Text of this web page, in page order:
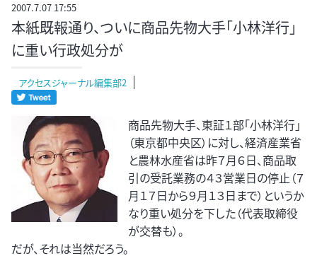
2007.7.07 17:55
本紙既報通り、ついに商品先物大手「小林洋行」
に重い行政処分が
アクセスジャーナル編集部2
商品先物大手、東証１部「小林洋行」
（東京都中央区）に対し、経済産業省
と農林水産省は昨７月６日、商品取
引の受託業務の４３営業日の停止（７
月１７日から９月１３日まで）というか
なり重い処分を下した（代表取締役
が交替も）。
だが、それは当然だろう。